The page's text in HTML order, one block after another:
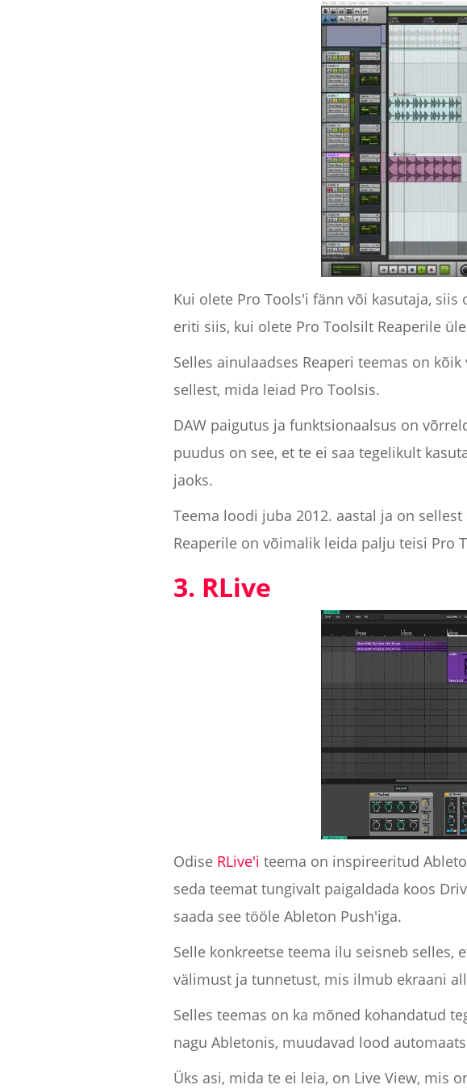
Kui olete Pro Tools'i fänn või kasutaja, siis
eriti siis, kui olete Pro Toolsilt Reaperile
Selles ainulaadses Reaperi teemas on
sellest, mida leiad Pro Toolsis.
DAW paigutus ja funktsionaalsus on
puudus on see, et te ei saa tegelikult
jaoks.
Teema loodi juba 2012. aastal ja on
Reaperile on võimalik leida palju teisi Pro
3. RLive
Odise RLive'i teema on inspireeritud
seda teemat tungivalt paigaldada koos
saada see tööle Ableton Push'iga.
Selle konkreetse teema ilu seisneb
välimust ja tunnetust, mis ilmub ekraani
Selles teemas on ka mõned kohandatud
nagu Abletonis, muudavad lood
Üks asi, mida te ei leia, on Live View, mis